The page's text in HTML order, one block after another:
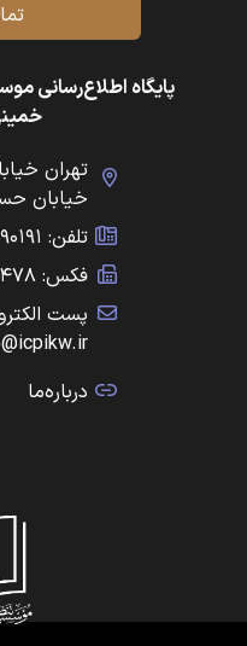
پایگاه اطلاع‌رسانی
تهران
خیابان
تلفن: ۲۲۲۹۰۱۹۱-۰۲۱ الی ۵
فکس: ۲۲۲۹۰۴۷۸
پست
درباره‌ما